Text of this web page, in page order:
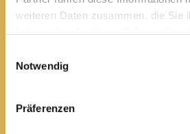
weiteren Daten zusammen, die Sie
Notwendig
Präferenzen
Donnerstag
10 bis 12 Uhr
Unterpörlitzer Str. 15